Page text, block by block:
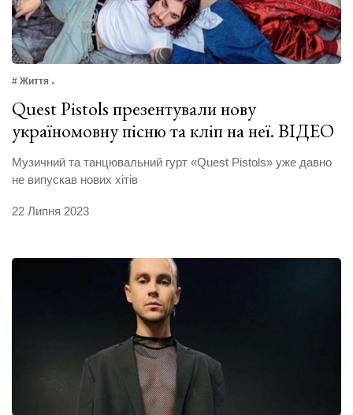
# Життя
Quest Pistols презентували нову
україномовну пісню та кліп на неї. ВІДЕО
Музичний та танцювальний гурт «Quest Pistols» уже давно
не випускав нових хітів
22 Липня 2023